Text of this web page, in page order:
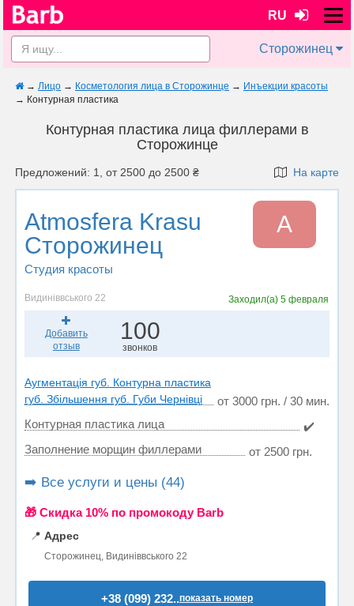
RU
Сторожинец
→ Лицо → Косметология лица в Сторожинце → Инъекции красоты
→ Контурная пластика
Контурная пластика лица филлерами в
Сторожинце
Предложений: 1, от 2500 до 2500 ₴ На карте
Atmosfera Krasu
Сторожинец
Студия красоты
A
Видиніввського 22 Заходил(а)5 февраля
Добавить
отзыв
100
звонков
Аугментація губ. Контурна пластика
губ. Збільшення губ. Губи Чернівці
от 3000 грн. / 30 мин.
Контурная пластика лица
✔️
Заполнение морщин филлерами
от 2500 грн.
➡️ Все услуги и цены (44)
🎁 Cкидка 10% по промокоду Barb
📍 Адрес
Сторожинец, Видиніввського 22
+38 (099) 232..показать номер